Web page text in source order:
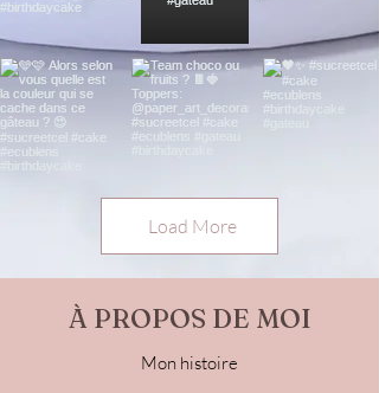
Load More
À PROPOS DE MOI
Mon histoire